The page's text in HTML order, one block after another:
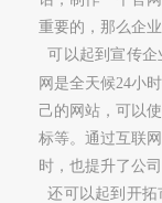
重要的，那么企
可以起到宣传企
网是全天候24小
己的网站，可以
标等。通过互联
时，也提升了公司
还可以起到开拓